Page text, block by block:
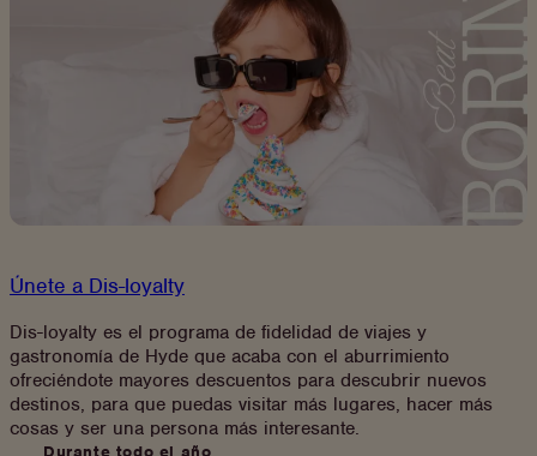
acabar
Únete a Dis-loyalty
Dis-loyalty es el programa de fidelidad de viajes y
gastronomía de Hyde que acaba con el aburrimiento
ofreciéndote mayores descuentos para descubrir nuevos
destinos, para que puedas visitar más lugares, hacer más
cosas y ser una persona más interesante.